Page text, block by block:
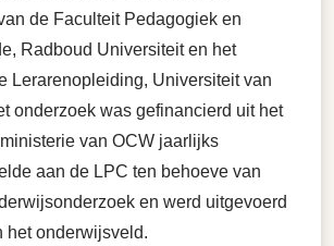
de Faculteit Pedagogiek en
Radboud Universiteit en het
Lerarenopleiding, Universiteit van
onderzoek was gefinancierd uit het
van OCW jaarlijks
aan de LPC ten behoeve van
en werd uitgevoerd
het onderwijsveld.